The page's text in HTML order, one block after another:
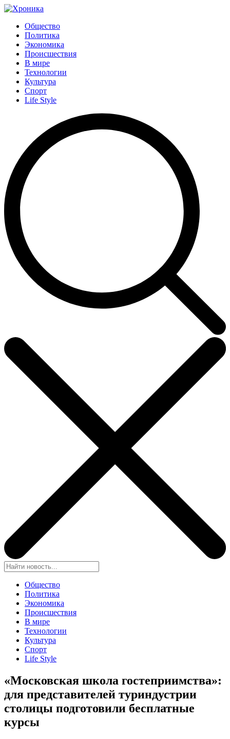
Общество
Политика
Экономика
Происшествия
В мире
Технологии
Культура
Спорт
Life Style
Общество
Политика
Экономика
Происшествия
В мире
Технологии
Культура
Спорт
Life Style
«Московская школа гостеприимства»:
для представителей туриндустрии
столицы подготовили бесплатные
курсы